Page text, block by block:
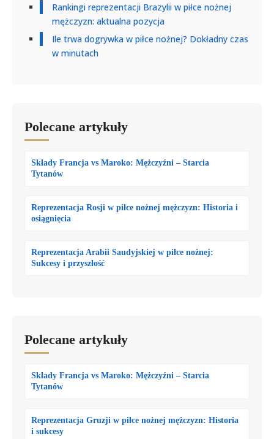
Rankingi reprezentacji Brazylii w piłce nożnej
mężczyzn: aktualna pozycja
Ile trwa dogrywka w piłce nożnej? Dokładny czas
w minutach
Polecane artykuły
Składy Francja vs Maroko: Mężczyźni – Starcia
Tytanów
Reprezentacja Rosji w piłce nożnej mężczyzn: Historia i
osiągnięcia
Reprezentacja Arabii Saudyjskiej w piłce nożnej:
Sukcesy i przyszłość
Polecane artykuły
Składy Francja vs Maroko: Mężczyźni – Starcia
Tytanów
Reprezentacja Gruzji w piłce nożnej mężczyzn: Historia
i sukcesy